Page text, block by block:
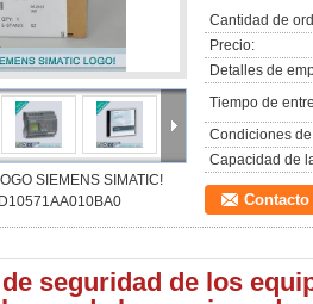
SIEMENS SIMATIC!
Cantidad de
Precio:
Detalles de
Tiempo de
Condiciones
Capacidad de
Contacto
seguridad de los